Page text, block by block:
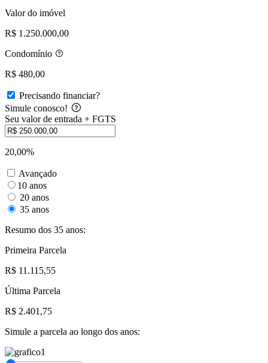
Valor do imóvel
R$ 1.250.000,00
Condomínio
R$ 480,00
Precisando financiar?
Simule conosco!
Seu valor de entrada + FGTS
20,00%
Avançado
10 anos
20 anos
35 anos
Resumo dos 35 anos:
Primeira Parcela
R$ 11.115,55
Última Parcela
R$ 2.401,75
Simule a parcela ao longo dos anos: